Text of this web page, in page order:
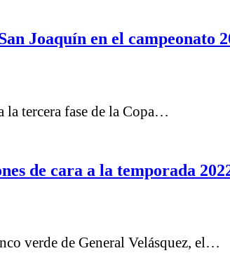
Joaquín en el campeonato
la tercera fase de la Copa…
de cara a la temporada
verde de General Velásquez, el…